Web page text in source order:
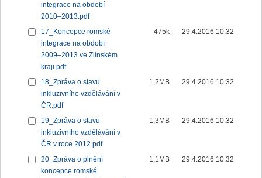
integrace na období
2010–2013.pdf
17_Koncepce romské
integrace na období
2009–2013 ve Zlínském
kraji.pdf
475k 29.4.2016 10:32
18_Zpráva o stavu
inkluzivního vzdělávání v
ČR.pdf
1,2MB 29.4.2016 10:32
19_Zpráva o stavu
inkluzivního vzdělávání v
ČR v roce 2012.pdf
1,3MB 29.4.2016 10:32
20_Zpráva o plnění
koncepce romské
1,1MB 29.4.2016 10:32